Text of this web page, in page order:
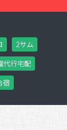
2サム
代行宅配
宿